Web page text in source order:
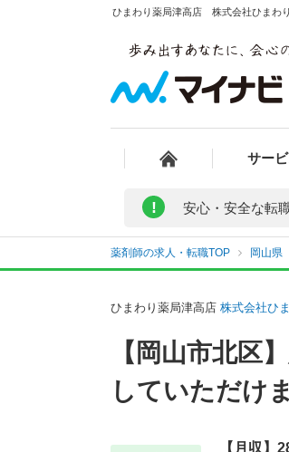
ひまわり薬局津高店 株式会社ひまわ
サー
! 安心・安全な転
薬剤師の求人・転職TOP 岡山県
ひまわり薬局津高店 株式会社ひ
【岡山市北区
していただけ
【月収】